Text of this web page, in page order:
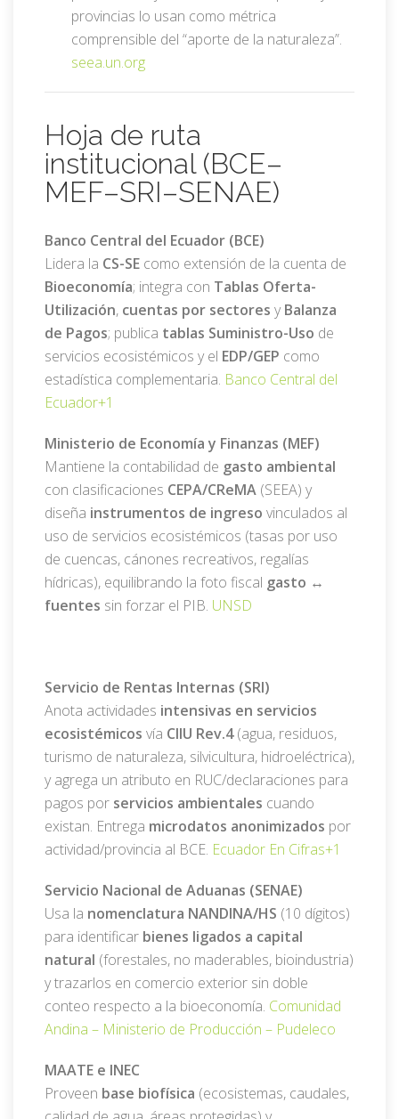
provincias lo usan como métrica
comprensible del “aporte de la naturaleza”.
seea.un.org
Hoja de ruta
institucional (BCE–
MEF–SRI–SENAE)
Banco Central del Ecuador (BCE)
Lidera la CS-SE como extensión de la cuenta de
Bioeconomía; integra con Tablas Oferta-
Utilización, cuentas por sectores y Balanza
de Pagos; publica tablas Suministro-Uso de
servicios ecosistémicos y el EDP/GEP como
estadística complementaria. Banco Central del
Ecuador+1
Ministerio de Economía y Finanzas (MEF)
Mantiene la contabilidad de gasto ambiental
con clasificaciones CEPA/CReMA (SEEA) y
diseña instrumentos de ingreso vinculados al
uso de servicios ecosistémicos (tasas por uso
de cuencas, cánones recreativos, regalías
hídricas), equilibrando la foto fiscal gasto ↔
fuentes sin forzar el PIB. UNSD
Servicio de Rentas Internas (SRI)
Anota actividades intensivas en servicios
ecosistémicos vía CIIU Rev.4(agua, residuos,
turismo de naturaleza, silvicultura, hidroeléctrica),
y agrega un atributo en RUC/declaraciones para
pagos por servicios ambientales cuando
existan. Entrega microdatos anonimizados por
actividad/provincia al BCE. Ecuador En Cifras+1
Servicio Nacional de Aduanas (SENAE)
Usa la nomenclatura NANDINA/HS (10 dígitos)
para identificar bienes ligados a capital
natural (forestales, no maderables, bioindustria)
y trazarlos en comercio exterior sin doble
conteo respecto a la bioeconomía. Comunidad
Andina – Ministerio de Producción – Pudeleco
MAATE e INEC
Proveen base biofísica (ecosistemas, caudales,